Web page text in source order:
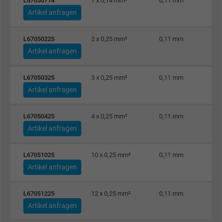
Name _gid, Google Analytics
Laufzeit 1 Tag
Zweck
Cookie von Google für Website-Analysen.
Erzeugt statistische Daten darüber, wie der
Name _gat_UA-4852692-1, Google Analytics
Anbieter Google LLC
Zweck
Cookie von Google für Website-Analysen.
Erzeugt statistische Daten darüber, wie der
Artikel anfragen
L67050225 2 x 0,25 mm² 0,11 mm
Artikel anfragen
L67050325 3 x 0,25 mm² 0,11 mm
Artikel anfragen
L67050425 4 x 0,25 mm² 0,11 mm
Artikel anfragen
L67051025 10 x 0,25 mm² 0,11 mm
Artikel anfragen
L67051225 12 x 0,25 mm² 0,11 mm
Artikel anfragen